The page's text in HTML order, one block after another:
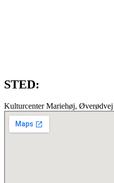
STED:
Kulturcenter Mariehøj,